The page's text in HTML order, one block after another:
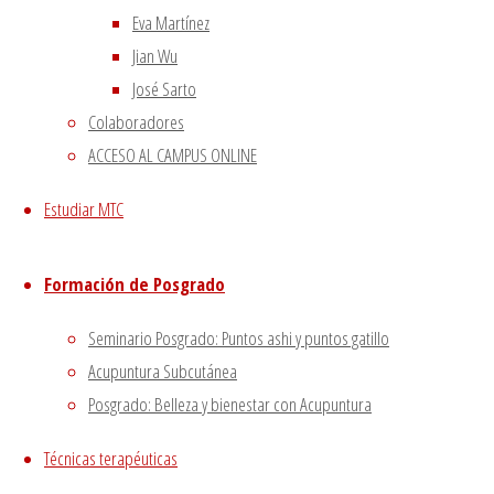
Eva Martínez
Jian Wu
José Sarto
Colaboradores
ACCESO AL CAMPUS ONLINE
Estudiar MTC
Formación de Posgrado
Seminario Posgrado: Puntos ashi y puntos gatillo
Acupuntura Subcutánea
Posgrado: Belleza y bienestar con Acupuntura
Técnicas terapéuticas
Política de privacidad
Instagram
y de terceros para proporcionarte una mejor experiencia
de navegación.
Privacy Overview